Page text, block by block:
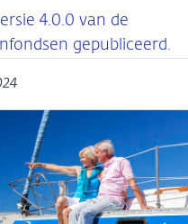
4.0.0 van de
gepubliceerd.